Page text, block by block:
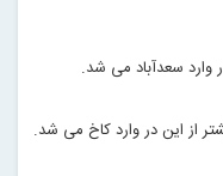
وارد سعدآباد می شد.
از این در وارد کاخ می شد.